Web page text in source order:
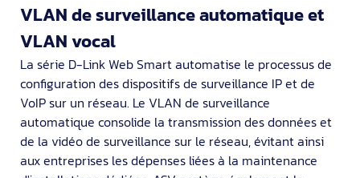
VLAN de surveillance automatique et
VLAN vocal
La série D-Link Web Smart automatise le processus de
configuration des dispositifs de surveillance IP et de
VoIP sur un réseau. Le VLAN de surveillance
automatique consolide la transmission des données et
de la vidéo de surveillance sur le réseau, évitant ainsi
aux entreprises les dépenses liées à la maintenance